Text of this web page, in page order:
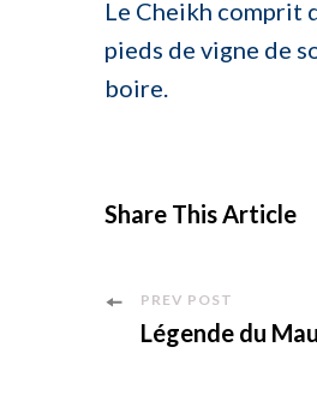
Le Cheikh comprit
pieds de vigne de
boire.
Share This Article
Post
Navigation
PREV POST
Légende du